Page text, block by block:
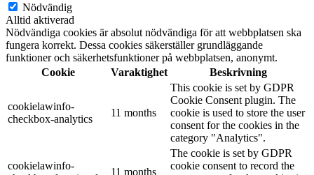
Nödvändig
Alltid aktiverad
Nödvändiga cookies är absolut nödvändiga för att webbplatsen ska
fungera korrekt. Dessa cookies säkerställer grundläggande
funktioner och säkerhetsfunktioner på webbplatsen, anonymt.
Cookie
Varaktighet Beskrivning
cookielawinfo-
checkbox-analytics
11 months
This cookie is set by GDPR
Cookie Consent plugin. The
cookie is used to store the user
consent for the cookies in the
category "Analytics".
cookielawinfo-
11 months
The cookie is set by GDPR
cookie consent to record the